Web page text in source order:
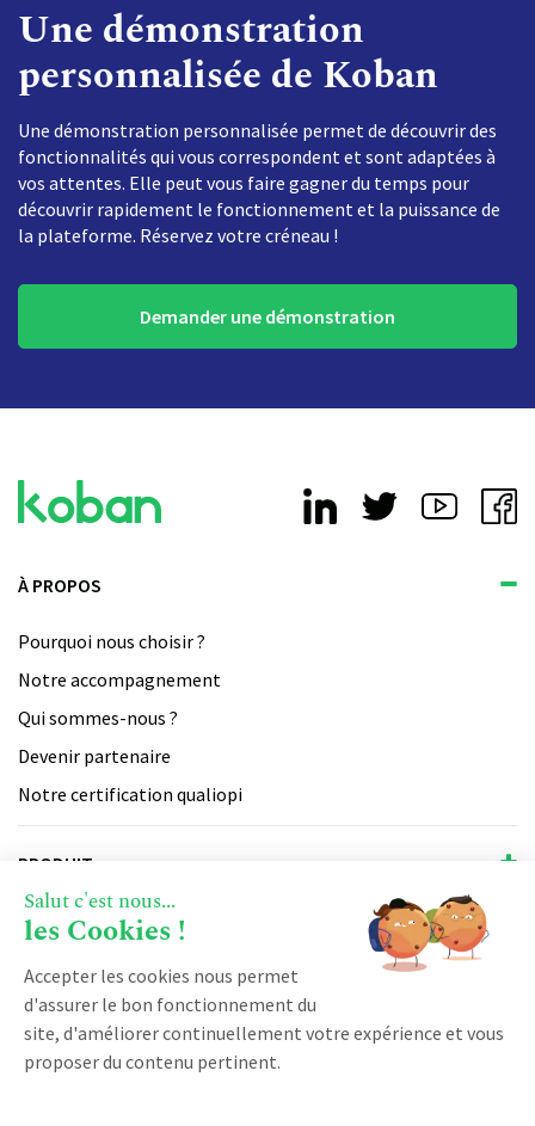
Une démonstration
personnalisée de Koban
Une démonstration personnalisée permet de découvrir des
fonctionnalités qui vous correspondent et sont adaptées à
vos attentes. Elle peut vous faire gagner du temps pour
découvrir rapidement le fonctionnement et la puissance de
la plateforme. Réservez votre créneau !
Demander une démonstration
À PROPOS
Pourquoi nous choisir ?
Notre accompagnement
Qui sommes-nous ?
Devenir partenaire
Notre certification qualiopi
PRODUIT
Vente
Marketing
Service client
Espace client
Blog
Logiciel CRM
DÉMARRER AVEC KOBAN
Salut c'est nous...
les Cookies !
Accepter les cookies nous permet
d'assurer le bon fonctionnement du
site, d'améliorer continuellement votre expérience et vous
proposer du contenu pertinent.